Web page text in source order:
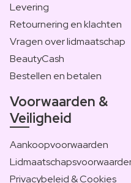
Levering
Retournering en klachten
Vragen over lidmaatschap
BeautyCash
Bestellen en betalen
Voorwaarden &
Veiligheid
Aankoopvoorwaarden
Privacybeleid & Cookies